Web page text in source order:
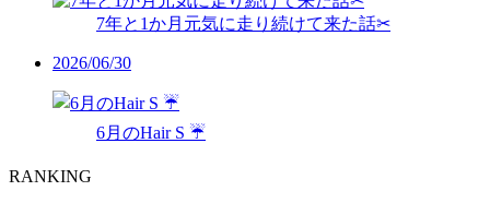
7年と1か月元気に走り続けて来た話✂︎
2026/06/30
6月のHair S ☔️
RANKING